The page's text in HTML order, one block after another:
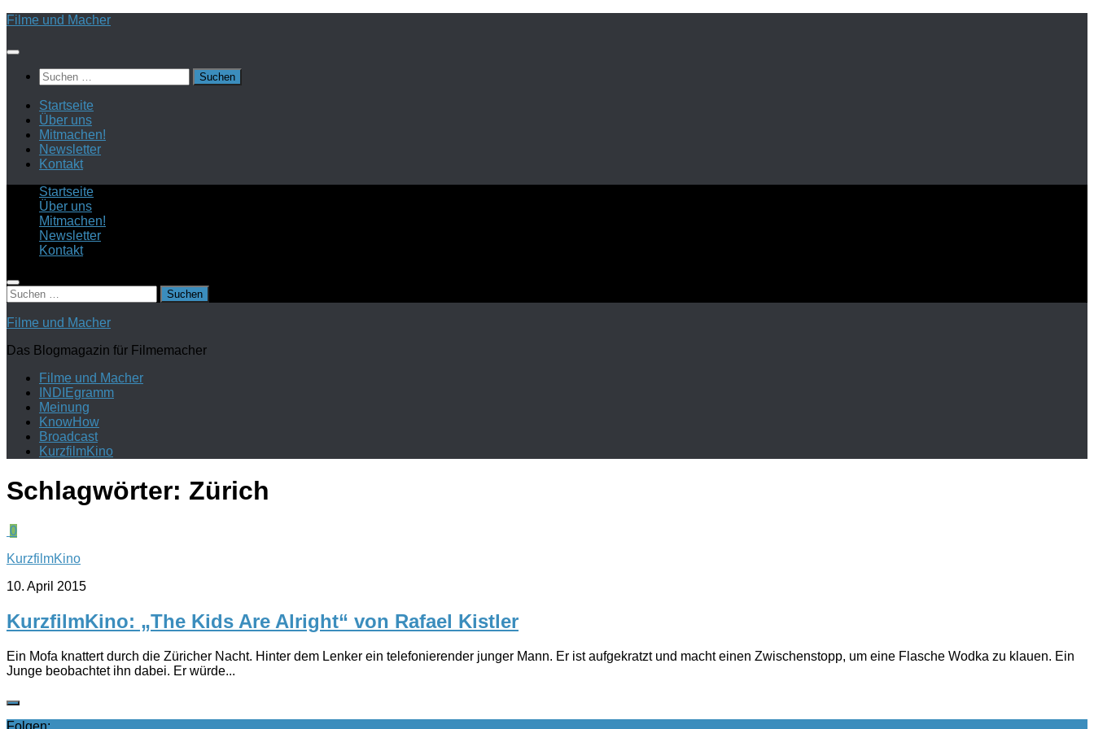
Zum
springen
Filme und Macher
Suchen
nach:
Startseite
Über uns
Mitmachen!
Newsletter
Kontakt
Startseite
Über uns
Mitmachen!
Newsletter
Kontakt
Suchen
nach:
Filme und Macher
Das Blogmagazin für Filmemacher
Filme und Macher
INDIEgramm
Meinung
KnowHow
Broadcast
KurzfilmKino
Schlagwörter: Zürich
0
KurzfilmKino
10. April 2015
KurzfilmKino: „The Kids Are Alright“ von Rafael Kistler
Ein Mofa knattert durch die Züricher Nacht. Hinter dem Lenker ein telefonierender junger Mann. Er ist aufgekratzt und macht einen Zwischenstopp, um eine Flasche Wodka zu klauen. Ein
Junge beobachtet ihn dabei. Er würde...
Folgen: